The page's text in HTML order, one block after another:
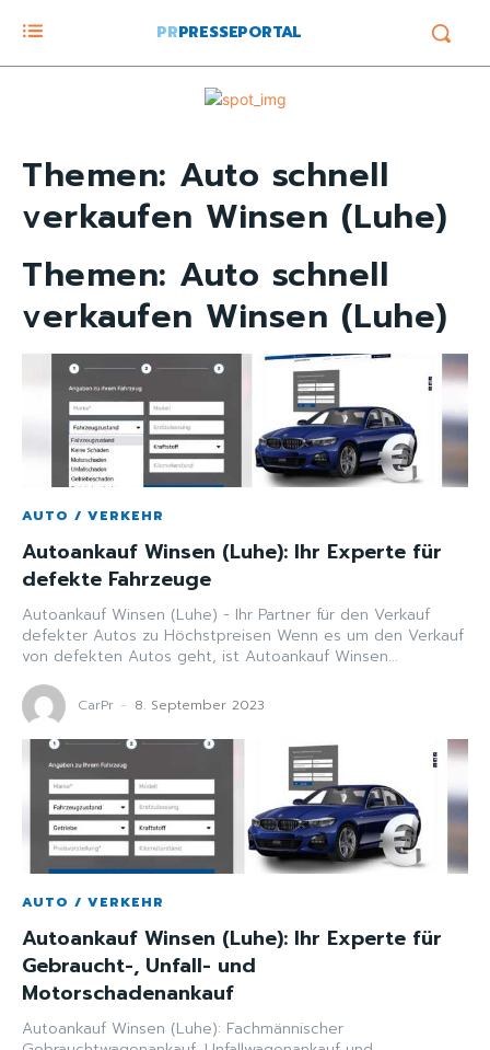
PRPRESSEPORTAL
Themen: Auto schnell
verkaufen Winsen (Luhe)
Themen: Auto schnell
verkaufen Winsen (Luhe)
AUTO / VERKEHR
Autoankauf Winsen (Luhe): Ihr Experte für
defekte Fahrzeuge
Autoankauf Winsen (Luhe) - Ihr Partner für den Verkauf
defekter Autos zu Höchstpreisen Wenn es um den Verkauf
von defekten Autos geht, ist Autoankauf Winsen...
CarPr - 8. September 2023
AUTO / VERKEHR
Autoankauf Winsen (Luhe): Ihr Experte für
Gebraucht-, Unfall- und
Motorschadenankauf
Autoankauf Winsen (Luhe): Fachmännischer